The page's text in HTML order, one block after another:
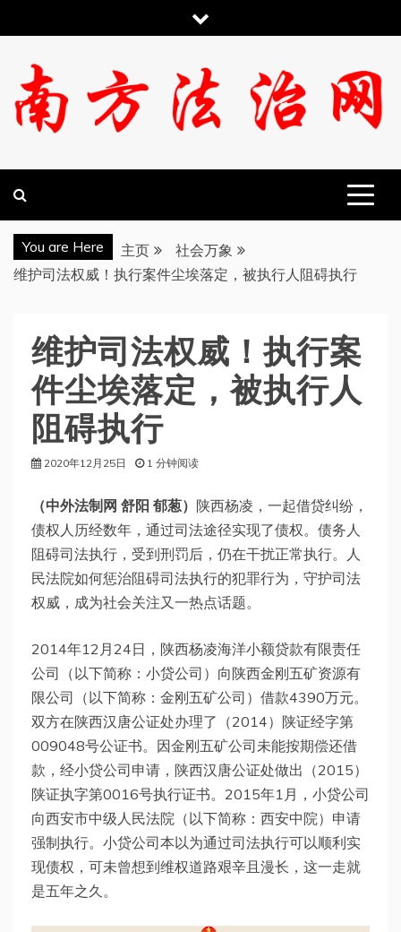
至
You are Here 主页
社会万象
维护司法权威！执行案件尘埃落定，被执行人阻碍执行
维护司法权威！执行案
件尘埃落定，被执行人
阻碍执行
2020年12月25日 1 分钟阅读
（中外法制网 舒阳 郁葱） 陕西杨凌，一起借贷纠纷，
债权人历经数年，通过司法途径实现了债权。债务人
阻碍司法执行，受到刑罚后，仍在干扰正常执行。人
民法院如何惩治阻碍司法执行的犯罪行为，守护司法
权威，成为社会关注又一热点话题。
2014年12月24日，陕西杨凌海洋小额贷款有限责任
公司（以下简称：小贷公司）向陕西金刚五矿资源有
限公司（以下简称：金刚五矿公司）借款4390万元。
双方在陕西汉唐公证处办理了（2014）陕证经字第
009048号公证书。因金刚五矿公司未能按期偿还借
款，经小贷公司申请，陕西汉唐公证处做出（2015）
陕证执字第0016号执行证书。2015年1月，小贷公司
向西安市中级人民法院（以下简称：西安中院）申请
强制执行。小贷公司本以为通过司法执行可以顺利实
现债权，可未曾想到维权道路艰辛且漫长，这一走就
是五年之久。